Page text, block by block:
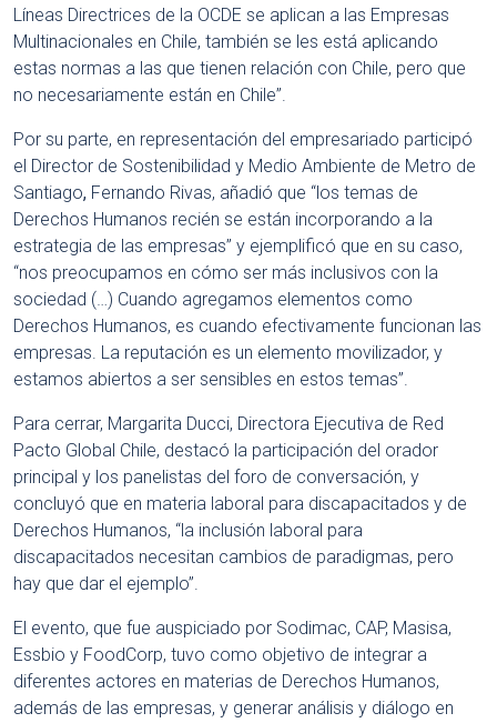
Líneas Directrices de la OCDE se aplican a las Empresas
Multinacionales en Chile, también se les está aplicando
estas normas a las que tienen relación con Chile, pero que
no necesariamente están en Chile”.
Por su parte, en representación del empresariado participó
el Director de Sostenibilidad y Medio Ambiente de Metro de
Santiago, Fernando Rivas, añadió que “los temas de
Derechos Humanos recién se están incorporando a la
estrategia de las empresas” y ejemplificó que en su caso,
“nos preocupamos en cómo ser más inclusivos con la
sociedad (…) Cuando agregamos elementos como
Derechos Humanos, es cuando efectivamente funcionan las
empresas. La reputación es un elemento movilizador, y
estamos abiertos a ser sensibles en estos temas”.
Para cerrar, Margarita Ducci, Directora Ejecutiva de Red
Pacto Global Chile, destacó la participación del orador
principal y los panelistas del foro de conversación, y
concluyó que en materia laboral para discapacitados y de
Derechos Humanos, “la inclusión laboral para
discapacitados necesitan cambios de paradigmas, pero
hay que dar el ejemplo”.
El evento, que fue auspiciado por Sodimac, CAP, Masisa,
Essbio y FoodCorp, tuvo como objetivo de integrar a
diferentes actores en materias de Derechos Humanos,
además de las empresas, y generar análisis y diálogo en